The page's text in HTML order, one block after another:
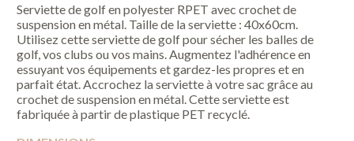
Serviette de golf en polyester RPET avec crochet de
suspension en métal. Taille de la serviette : 40x60cm.
Utilisez cette serviette de golf pour sécher les balles de
golf, vos clubs ou vos mains. Augmentez l'adhérence en
essuyant vos équipements et gardez-les propres et en
parfait état. Accrochez la serviette à votre sac grâce au
crochet de suspension en métal. Cette serviette est
fabriquée à partir de plastique PET recyclé.